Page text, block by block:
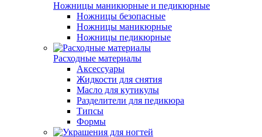
Ножницы маникюрные и педикюрные
Ножницы безопасные
Ножницы маникюрные
Ножницы педикюрные
Расходные материалы
Аксессуары
Жидкости для снятия
Масло для кутикулы
Разделители для педикюра
Типсы
Формы